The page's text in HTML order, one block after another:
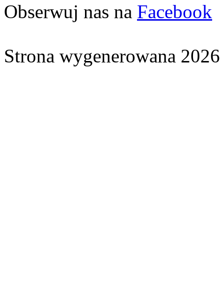
Obserwuj nas na Facebook
Strona wygenerowana